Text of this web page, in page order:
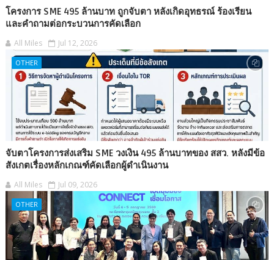
โครงการ SME 495 ล้านบาท ถูกจับตา หลังเกิดอุทธรณ์ ร้องเรียน
และคำถามต่อกระบวนการคัดเลือก
All Miles Jul 12, 2026
OTHER
จับตาโครงการส่งเสริม SME วงเงิน 495 ล้านบาทของ สสว. หลังมีข้อ
สังเกตเรื่องหลักเกณฑ์คัดเลือกผู้ดำเนินงาน
All Miles Jul 09, 2026
OTHER